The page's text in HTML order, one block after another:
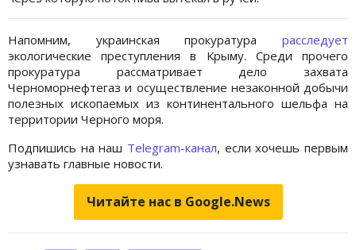
Напомним, украинская прокуратура расследует
экологические преступления в Крыму. Среди прочего
прокуратура рассматривает дело захвата
Черноморнефтегаз и осуществление незаконной добычи
полезных ископаемых из континентального шельфа на
территории Черного моря.
Подпишись на наш Telegram-канал, если хочешь первым
узнавать главные новости.
Читайте нас в Google.News